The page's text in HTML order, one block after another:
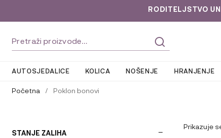
RODITELJSTVO
AUTOSJEDALICE KOLICA NOŠENJE HRANJENJE
na
do
Početna / Poklon bonovi
Prikazuje
STANJE ZALIHA